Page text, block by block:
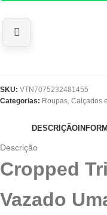
SKU: VTN7075232481455
Categorias: Roupas, Calçados
DESCRIÇÃO
Descrição
Cropped
Vazado